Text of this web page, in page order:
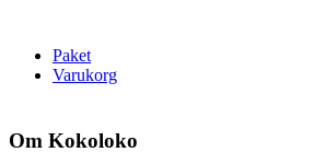
Paket
Varukorg
Om Kokoloko